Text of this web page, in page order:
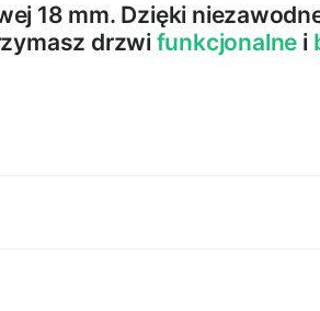
18 mm. Dzięki
drzwi funkcjonalne i
jezdny oparty na ośmiu kółkach